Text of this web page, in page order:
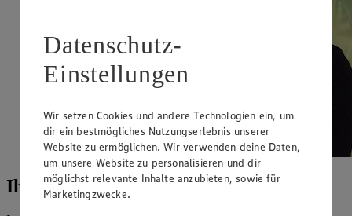
Ihr EDEKA Rommel in Vöhl/ Eueres
Datenschutz-
Einstellungen
Wir setzen Cookies und andere Technologien ein, um
dir ein bestmögliches Nutzungserlebnis unserer
Website zu ermöglichen. Wir verwenden deine Daten,
um unsere Website zu personalisieren und dir
möglichst relevante Inhalte anzubieten, sowie für
Marketingzwecke.